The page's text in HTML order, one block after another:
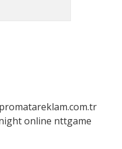
online nttgame